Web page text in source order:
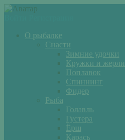
О рыбалке
Снасти
Зимние удочки
Кружки и
Поплавок
Спиннинг
Фидер
Рыба
Голавль
Густера
Ёрш
Карась